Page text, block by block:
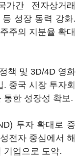
가간 전자상거래
성장 동력 강화.
주의 지분율 확대
책 및 3D/4D 영화
중국 시장 투자회
통한 성장성 확보.
투자 확대로 증
전자 중심에서 해
기업으로 도약.